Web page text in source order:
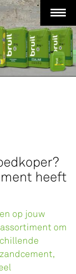
heeft
op jouw
om
,